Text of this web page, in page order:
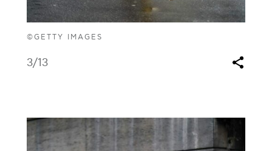
©GETTY IMAGES
3/13